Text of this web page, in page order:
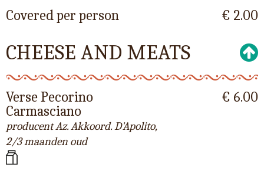
Covered per person € 2.00
CHEESE AND MEATS
Verse Pecorino
Carmasciano
producent Az. Akkoord. D'Apolito,
2/3 maanden oud
€ 6.00